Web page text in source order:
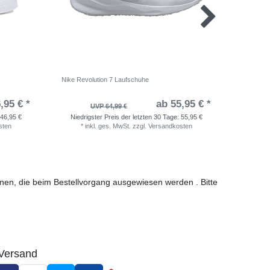
€ *
46,95 €
Nike Revolution 7 Laufschuhe
UVP 64,99 € ab 55,95 € *
Niedrigster Preis der letzten 30 Tage: 55,95 €
* inkl. ges. MwSt. zzgl. Versandkosten
die beim Bestellvorgang ausgewiesen werden . Bitte